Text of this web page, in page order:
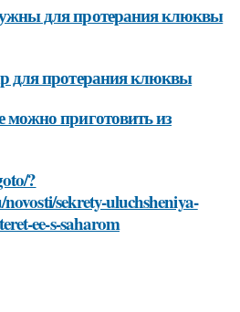
для протерания клюквы
для протерания клюквы
приготовить из
?
sekrety-uluchsheniya-
ee-s-saharom